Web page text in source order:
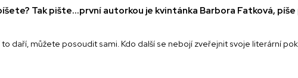
Tak pište...první autorkou je kvintánka Barbora Fatková,
daří, můžete posoudit sami. Kdo další se nebojí zveřejnit svoje literární